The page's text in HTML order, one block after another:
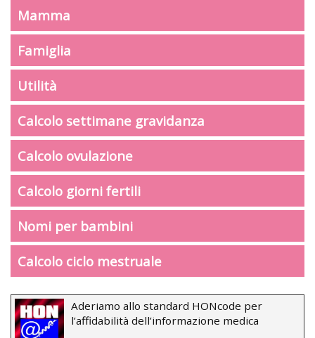
Mamma
Famiglia
Utilità
Calcolo settimane gravidanza
Calcolo ovulazione
Calcolo giorni fertili
Nomi per bambini
Calcolo ciclo mestruale
Aderiamo allo standard HONcode per
l’affidabilità dell’informazione medica